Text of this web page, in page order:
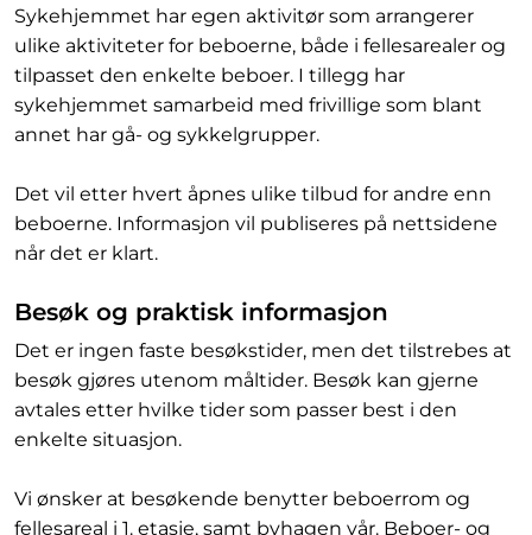
Sykehjemmet har egen aktivitør som arrangerer
ulike aktiviteter for beboerne, både i fellesarealer og
tilpasset den enkelte beboer. I tillegg har
sykehjemmet samarbeid med frivillige som blant
annet har gå- og sykkelgrupper.
Det vil etter hvert åpnes ulike tilbud for andre enn
beboerne. Informasjon vil publiseres på nettsidene
når det er klart.
Besøk og praktisk informasjon
Det er ingen faste besøkstider, men det tilstrebes at
besøk gjøres utenom måltider. Besøk kan gjerne
avtales etter hvilke tider som passer best i den
enkelte situasjon.
Vi ønsker at besøkende benytter beboerrom og
fellesareal i 1. etasje, samt byhagen vår. Beboer- og